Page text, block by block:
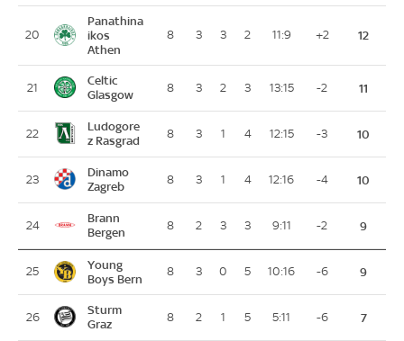
20
Panathina
ikos
Athen
8 3 3 2 11:9 +2 12
21
Celtic
Glasgow
8 3 2 3 13:15 -2 11
22
Ludogore
z Rasgrad
8 3 1 4 12:15 -3 10
23
Dinamo
Zagreb
8 3 1 4 12:16 -4 10
24
Brann
Bergen
8 2 3 3 9:11 -2 9
25
Young
Boys Bern
8 3 0 5 10:16 -6 9
26
Sturm
Graz
8 2 1 5 5:11 -6 7